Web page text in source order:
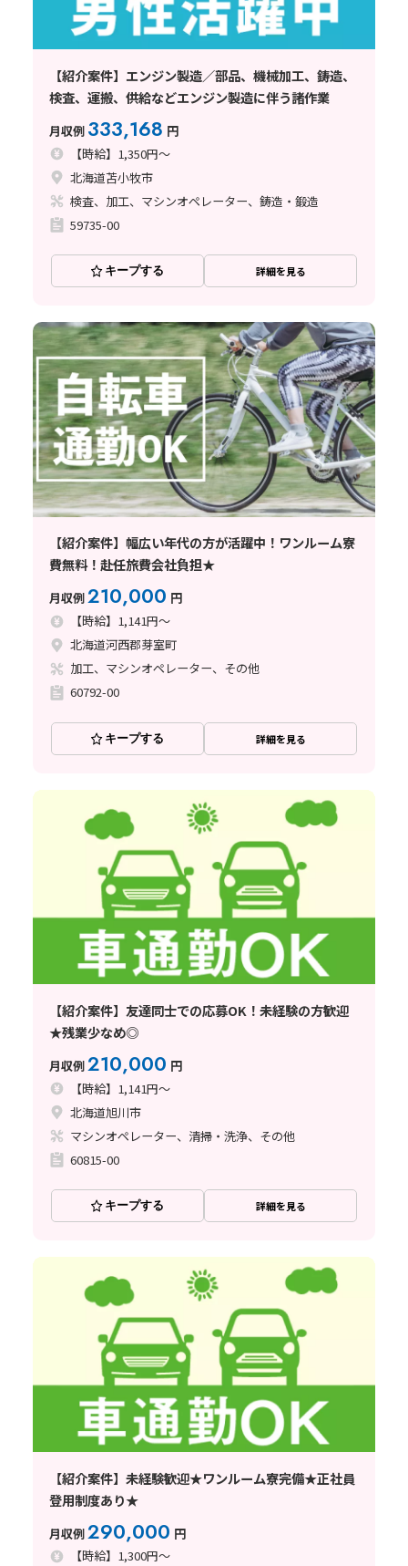
【紹介案件】エンジン製造／部品、機械加工、鋳造、
検査、運搬、供給などエンジン製造に伴う諸作業
月収例 333,168 円
【時給】1,350円～
北海道苫小牧市
検査、加工、マシンオペレーター、鋳造・鍛造
59735-00
キープする 詳細を見る
【紹介案件】幅広い年代の方が活躍中！ワンルーム寮
費無料！赴任旅費会社負担★
月収例210,000 円
【時給】1,141円～
北海道河西郡芽室町
加工、マシンオペレーター、その他
60792-00
キープする 詳細を見る
【紹介案件】友達同士での応募OK！未経験の方歓迎
★残業少なめ◎
月収例210,000 円
【時給】1,141円～
北海道旭川市
マシンオペレーター、清掃・洗浄、その他
60815-00
キープする 詳細を見る
【紹介案件】未経験歓迎★ワンルーム寮完備★正社員
登用制度あり★
月収例290,000 円
【時給】1,300円～